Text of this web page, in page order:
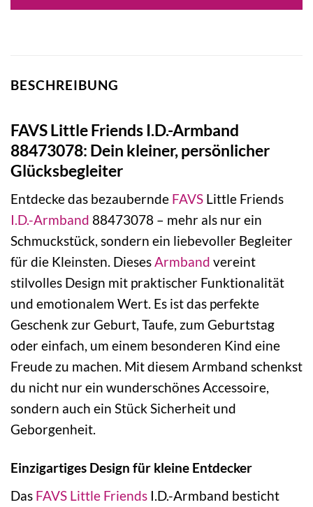
BESCHREIBUNG
FAVS Little Friends I.D.-Armband
88473078: Dein kleiner, persönlicher
Glücksbegleiter
Entdecke das bezaubernde FAVS Little Friends
I.D.-Armband 88473078 – mehr als nur ein
Schmuckstück, sondern ein liebevoller Begleiter
für die Kleinsten. DiesesArmband vereint
stilvolles Design mit praktischer Funktionalität
und emotionalem Wert. Es ist das perfekte
Geschenk zur Geburt, Taufe, zum Geburtstag
oder einfach, um einem besonderen Kind eine
Freude zu machen. Mit diesem Armband schenkst
du nicht nur ein wunderschönes Accessoire,
sondern auch ein Stück Sicherheit und
Geborgenheit.
Einzigartiges Design für kleine Entdecker
Das FAVS Little Friends I.D.-Armband besticht